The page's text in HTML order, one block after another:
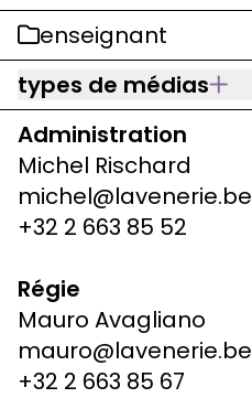
enseignant
types de médias
Administration
Michel Rischard
michel@lavenerie.be
+32 2 663 85 52
Régie
Mauro Avagliano
mauro@lavenerie.be
+32 2 663 85 67